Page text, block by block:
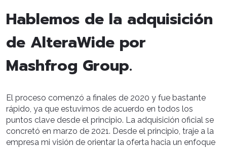
Hablemos de la adquisición
de AlteraWide por
Mashfrog Group.
El proceso comenzó a finales de 2020 y fue bastante
rápido, ya que estuvimos de acuerdo en todos los
puntos clave desde el principio. La adquisición oficial se
concretó en marzo de 2021. Desde el principio, traje a la
empresa mi visión de orientar la oferta hacia un enfoque